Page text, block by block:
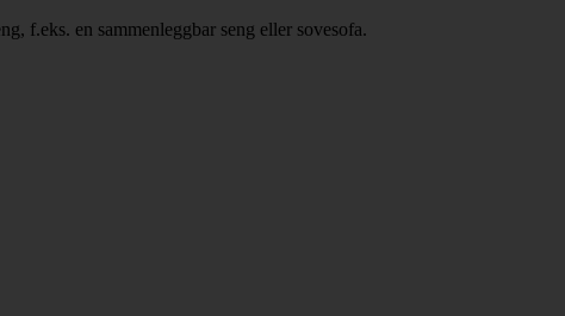
f.eks. en sammenleggbar seng eller sovesofa.